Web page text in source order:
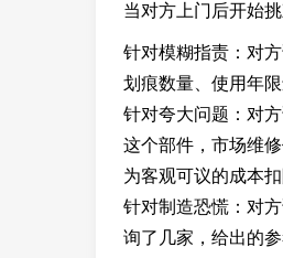
当对方上门后开始
针对模糊指责：对
划痕数量、使用年
针对夸大问题：对
这个部件，市场维
为客观可议的成本扣
针对制造恐慌：对
询了几家，给出的